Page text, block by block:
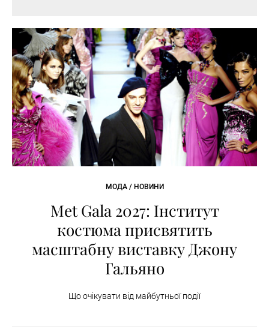
МОДА / НОВИНИ
Met Gala 2027: Інститут
костюма присвятить
масштабну виставку Джону
Гальяно
Що очікувати від майбутньої події